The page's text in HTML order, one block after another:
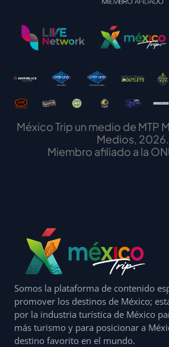
México Trip un medio de MTP
Medios, 2026.
Miembro afiliado a la
Somos la plataforma de contenido
promover los destinos de México;
por la industria turística de México
más turismo y para posicionar a
destino favorito en el mundo.